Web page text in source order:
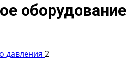
оборудование
давления 2